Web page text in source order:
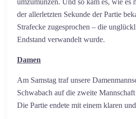
umzumünzen. Und so kam es, wie es
der allerletzten Sekunde der Partie
Strafecke zugesprochen – die
Endstand verwandelt wurde.
Damen
Am Samstag traf unsere
Schwabach auf die zweite
Die Partie endete mit einem klaren